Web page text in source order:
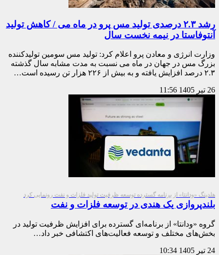
رشد ۲.۳ درصدی تولید مس پرو در ماه می / کاهش تولید
آنتوفاستا در نیمه نخست سال
وزارت انرژی و معادن پرو اعلام کرد: تولید مس سومین تولیدکننده
بزرگ مس در جهان در ماه می نسبت به مدت مشابه سال گذشته
۲.۳ درصد افزایش یافته و به بیش از ۲۲۶ هزار تن رسیده است…
26 تیر 1405 11:56
هلدینگ «ودانتا» از برنامه گسترده توسعه ظرفیت تولید فلزات و نفت رونمایی کرد
بلندپروازی یک هندی در توسعه فلزات و نفت
گروه «ودانتا» از برنامه‌ای گسترده برای افزایش ظرفیت تولید در
بخش‌های مختلف و توسعه فعالیت‌های اکتشافی خبر داد…
24 تیر 1405 10:34